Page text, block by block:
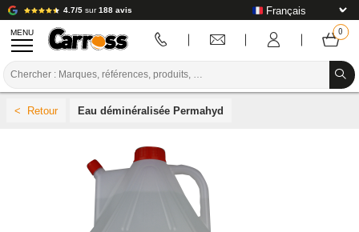
4.7/5 sur188 avis
MENU
PREPARATION / PEINTURE / FINITION
CONSOMMABLE CARROSSERIE
Eau déminéralisée Permahyd